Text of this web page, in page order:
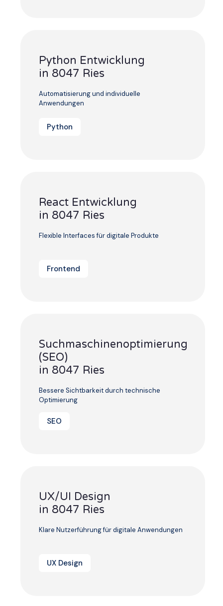
Python Entwicklung
in 8047 Ries
Automatisierung und individuelle
Anwendungen
Python
React Entwicklung
in 8047 Ries
Flexible Interfaces für digitale Produkte
Frontend
Suchmaschinenoptimierung
(SEO)
in 8047 Ries
Bessere Sichtbarkeit durch technische
Optimierung
SEO
UX/UI Design
in 8047 Ries
Klare Nutzerführung für digitale Anwendungen
UX Design